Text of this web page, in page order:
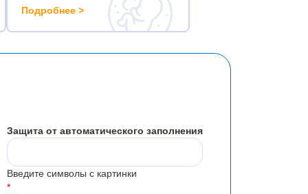
Подробнее >
Защита от автоматического заполнения
Введите символы с картинки
*